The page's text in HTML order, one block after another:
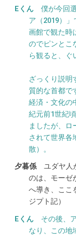
僕が今回
ア（2019）
画館で観た時
のでピンとこ
ら観ると、ぐ
ざっくり説明
質的な首都で
経済・文化の
紀元前1世紀
ましたが、
されて世界各
散）。
ユダヤ人
のは、モーゼ
へ導き、こ
ジプト記）
その後、
なり、この地